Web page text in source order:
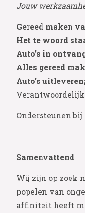
Jouw
Gereed maken
Het te woord
Auto’s in
Alles gereed
Auto’s uitleveren;
Verantwoordelijk
Ondersteunen
Samenvattend
Wij zijn op zoek
popelen van
affiniteit heeft